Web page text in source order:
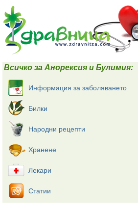
Всичко за Анорексия и Булимия:
Информация за заболяването
Билки
Народни рецепти
Хранене
Лекари
Статии